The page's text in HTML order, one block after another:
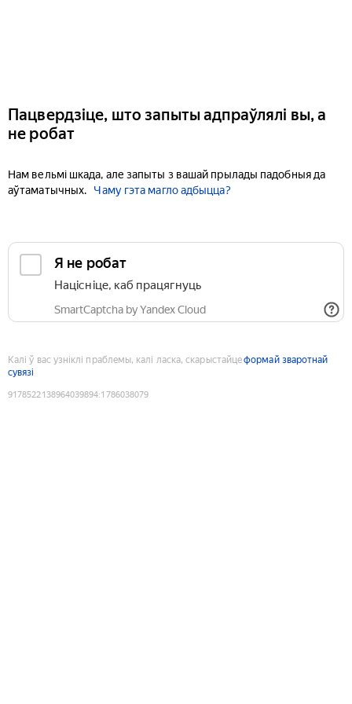
Пацвердзіце, што запыты адпраўлялі вы, а
не робат
Нам вельмі шкада, але запыты з вашай прылады падобныя да
аўтаматычных.
Чаму гэта магло адбыцца?
Я не робат
Націсніце, каб працягнуць
SmartCaptcha by Yandex Cloud
Калі ў вас узніклі праблемы, калі ласка, скарыстайцеформай зваротнай
сувязі
9178522138964039894:1786038079